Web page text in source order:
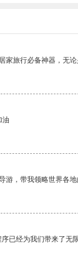
家旅行必备神器，无
油
游，带我领略世界各地
已经为我们带来了无